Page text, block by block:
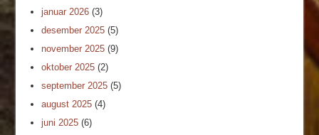
januar 2026 (3)
desember 2025 (5)
november 2025 (9)
oktober 2025 (2)
september 2025 (5)
august 2025 (4)
juni 2025 (6)